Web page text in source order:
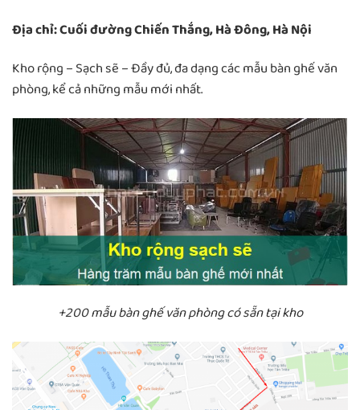
Địa chỉ: Cuối đường Chiến Thắng, Hà Đông, Hà Nội
Kho rộng – Sạch sẽ – Đầy đủ, đa dạng các mẫu bàn ghế văn
phòng, kể cả những mẫu mới nhất.
+200 mẫu bàn ghế văn phòng có sẵn tại kho